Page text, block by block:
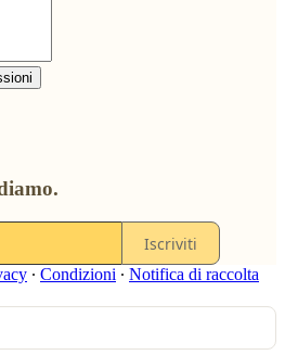
Iscriviti
∙ Condizioni ∙ Notifica di raccolta